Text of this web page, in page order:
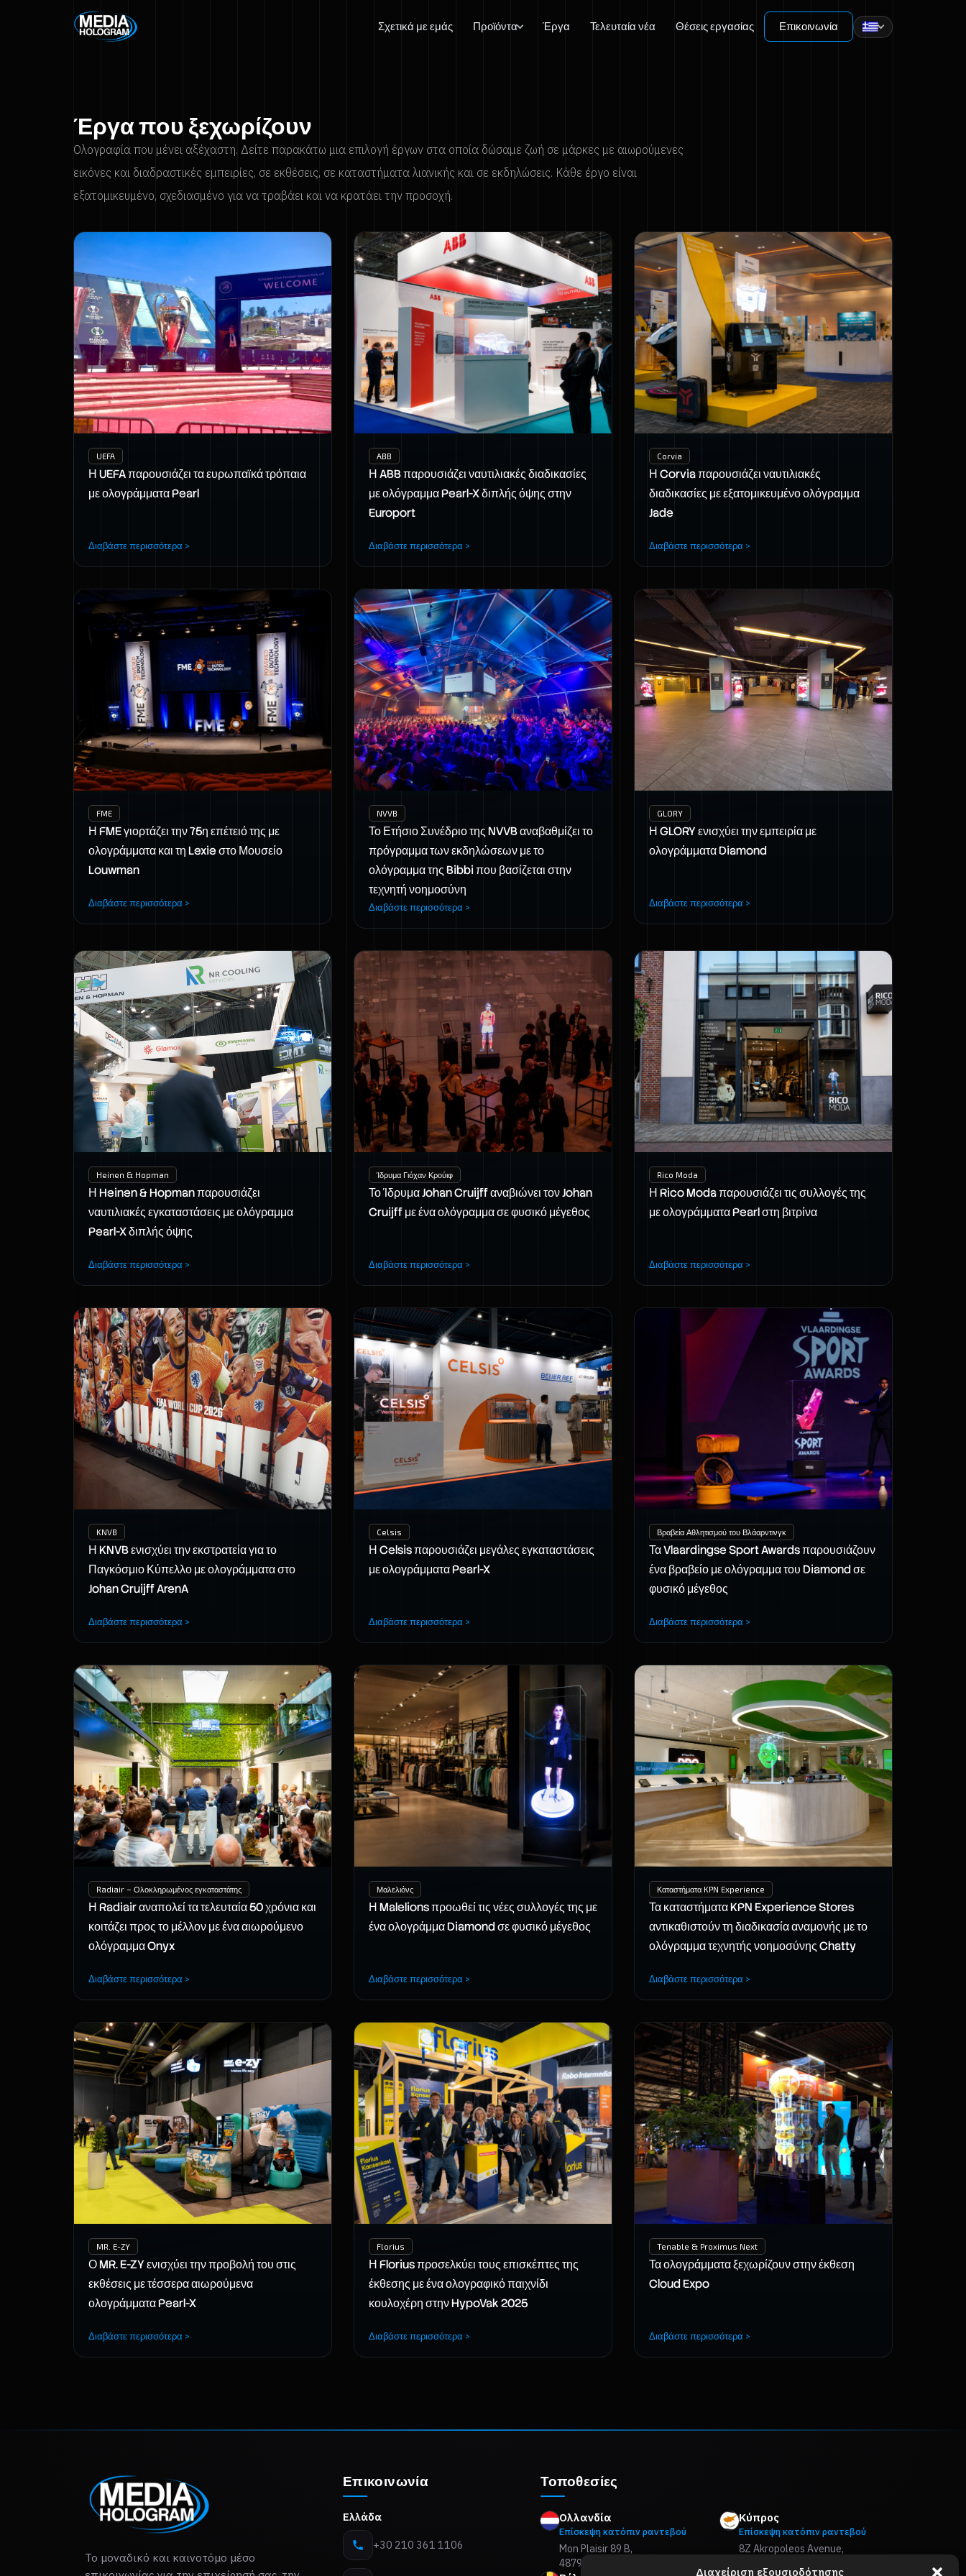
Διαχείριση εξουσιοδότησης
Σχετικά με εμάς Προϊόντα Έργα Τελευταία νέα Θέσεις εργασίας Επικοινωνία
Έργα που ξεχωρίζουν
Ολογραφία που μένει αξέχαστη. Δείτε παρακάτω μια επιλογή έργων στα οποία δώσαμε ζωή σε μάρκες με αιωρούμενες
εικόνες και διαδραστικές εμπειρίες, σε εκθέσεις, σε καταστήματα λιανικής και σε εκδηλώσεις. Κάθε έργο είναι
εξατομικευμένο, σχεδιασμένο για να τραβάει και να κρατάει την προσοχή.
UEFA
Η UEFA παρουσιάζει τα ευρωπαϊκά τρόπαια
με ολογράμματα Pearl
Διαβάστε περισσότερα >
ABB
Η ABB παρουσιάζει ναυτιλιακές διαδικασίες
με ολόγραμμα Pearl-X διπλής όψης στην
Europort
Διαβάστε περισσότερα >
Corvia
Η Corvia παρουσιάζει ναυτιλιακές
διαδικασίες με εξατομικευμένο ολόγραμμα
Jade
Διαβάστε περισσότερα >
FME
Η FME γιορτάζει την 75η επέτειό της με
ολογράμματα και τη Lexie στο Μουσείο
Louwman
Διαβάστε περισσότερα >
NVVB
Το Ετήσιο Συνέδριο της NVVB αναβαθμίζει το
πρόγραμμα των εκδηλώσεων με το
ολόγραμμα της Bibbi που βασίζεται στην
τεχνητή νοημοσύνη
Διαβάστε περισσότερα >
GLORY
Η GLORY ενισχύει την εμπειρία με
ολογράμματα Diamond
Διαβάστε περισσότερα >
Heinen & Hopman
Η Heinen & Hopman παρουσιάζει
ναυτιλιακές εγκαταστάσεις με ολόγραμμα
Pearl-X διπλής όψης
Διαβάστε περισσότερα >
Ίδρυμα Γιόχαν Κρούιφ
Το Ίδρυμα Johan Cruijff αναβιώνει τον Johan
Cruijff με ένα ολόγραμμα σε φυσικό μέγεθος
Διαβάστε περισσότερα >
Rico Moda
Η Rico Moda παρουσιάζει τις συλλογές της
με ολογράμματα Pearl στη βιτρίνα
Διαβάστε περισσότερα >
KNVB
Η KNVB ενισχύει την εκστρατεία για το
Παγκόσμιο Κύπελλο με ολογράμματα στο
Johan Cruijff ArenA
Διαβάστε περισσότερα >
Celsis
Η Celsis παρουσιάζει μεγάλες εγκαταστάσεις
με ολογράμματα Pearl-X
Διαβάστε περισσότερα >
Βραβεία Αθλητισμού του Βλάαρντινγκ
Τα Vlaardingse Sport Awards παρουσιάζουν
ένα βραβείο με ολόγραμμα του Diamond σε
φυσικό μέγεθος
Διαβάστε περισσότερα >
Radiair – Ολοκληρωμένος εγκαταστάτης
Η Radiair αναπολεί τα τελευταία 50 χρόνια και
κοιτάζει προς το μέλλον με ένα αιωρούμενο
ολόγραμμα Onyx
Διαβάστε περισσότερα >
Μαλελιόνς
Η Malelions προωθεί τις νέες συλλογές της με
ένα ολογράμμα Diamond σε φυσικό μέγεθος
Διαβάστε περισσότερα >
Καταστήματα KPN Experience
Τα καταστήματα KPN Experience Stores
αντικαθιστούν τη διαδικασία αναμονής με το
ολόγραμμα τεχνητής νοημοσύνης Chatty
Διαβάστε περισσότερα >
MR. E-ZY
Ο MR. E-ZY ενισχύει την προβολή του στις
εκθέσεις με τέσσερα αιωρούμενα
ολογράμματα Pearl-X
Διαβάστε περισσότερα >
Florius
Η Florius προσελκύει τους επισκέπτες της
έκθεσης με ένα ολογραφικό παιχνίδι
κουλοχέρη στην HypoVak 2025
Διαβάστε περισσότερα >
Tenable & Proximus Next
Τα ολογράμματα ξεχωρίζουν στην έκθεση
Cloud Expo
Διαβάστε περισσότερα >
Το μοναδικό και καινοτόμο μέσο
Επικοινωνία
Ελλάδα
+30 210 361 1106
Τοποθεσίες
Ολλανδία
Επίσκεψη κατόπιν ραντεβού
Mon Plaisir 89 B,
4879 AM Etten-Leur
Κύπρος
Επίσκεψη κατόπιν ραντεβού
8Z Akropoleos Avenue,